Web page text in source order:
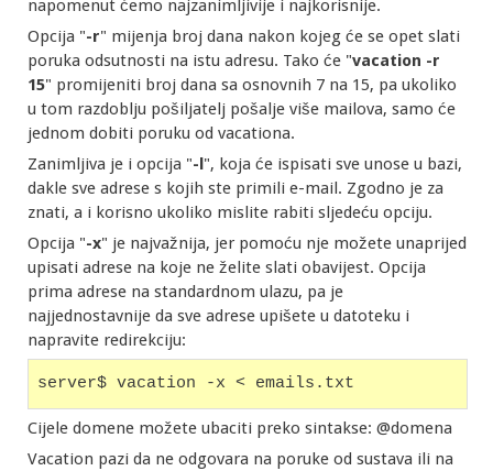
napomenut ćemo najzanimljivije i najkorisnije.
Opcija "-r" mijenja broj dana nakon kojeg će se opet slati
poruka odsutnosti na istu adresu. Tako će "vacation -r
15" promijeniti broj dana sa osnovnih 7 na 15, pa ukoliko
u tom razdoblju pošiljatelj pošalje više mailova, samo će
jednom dobiti poruku od vacationa.
Zanimljiva je i opcija "-l", koja će ispisati sve unose u bazi,
dakle sve adrese s kojih ste primili e-mail. Zgodno je za
znati, a i korisno ukoliko mislite rabiti sljedeću opciju.
Opcija "-x" je najvažnija, jer pomoću nje možete unaprijed
upisati adrese na koje ne želite slati obavijest. Opcija
prima adrese na standardnom ulazu, pa je
najjednostavnije da sve adrese upišete u datoteku i
napravite redirekciju:
server$ vacation -x < emails.txt
Cijele domene možete ubaciti preko sintakse: @domena
Vacation pazi da ne odgovara na poruke od sustava ili na